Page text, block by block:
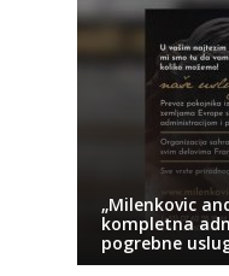
„Milenkovic
kompletna
pogrebne